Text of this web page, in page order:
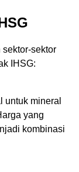
sektor
IHSG:
untuk mineral
yang
kombinasi